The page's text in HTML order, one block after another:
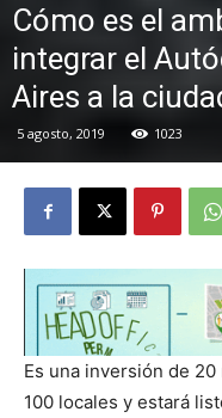
Cómo es el
integrar el
Aires a la
5 agosto, 2019 1023
Es una inversión de
100 locales y estará